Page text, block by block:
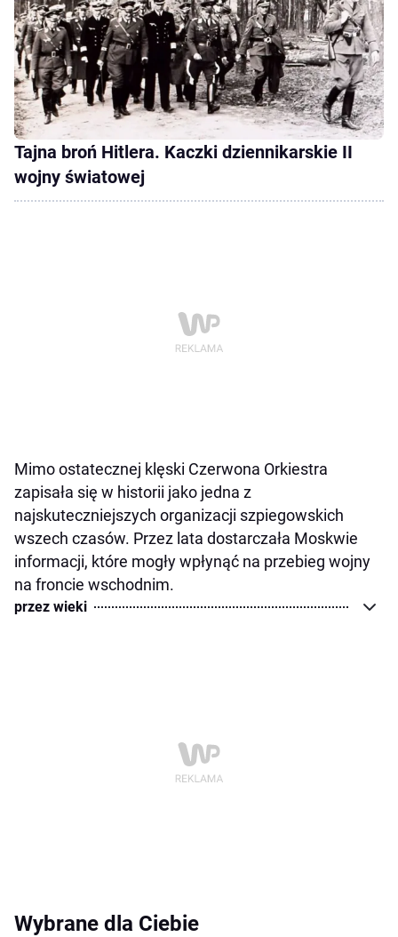
Tajna broń Hitlera. Kaczki dziennikarskie II
wojny światowej
Mimo ostatecznej klęski Czerwona Orkiestra
zapisała się w historii jako jedna z
najskuteczniejszych organizacji szpiegowskich
wszech czasów. Przez lata dostarczała Moskwie
informacji, które mogły wpłynąć na przebieg wojny
na froncie wschodnim.
przez wieki
Wybrane dla Ciebie